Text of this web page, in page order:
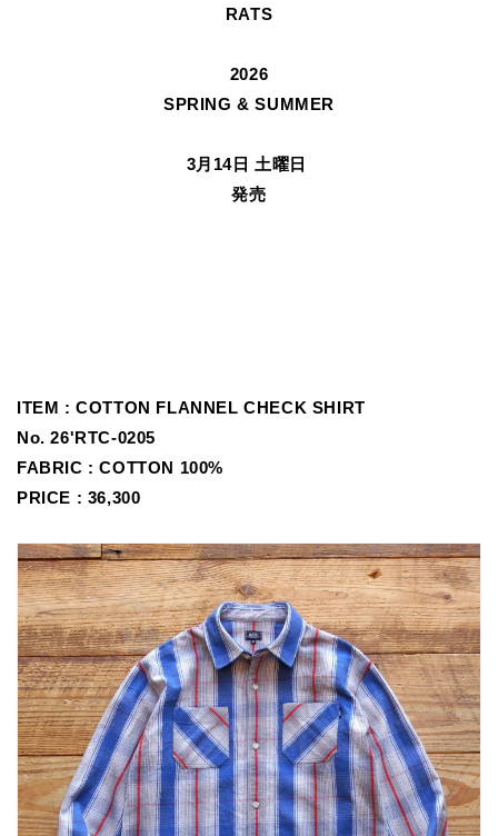
RATS
2026
SPRING & SUMMER
3月14日 土曜日
発売
ITEM :COTTON FLANNEL CHECK SHIRT
No.26'RTC-0205
FABRIC :COTTON 100%
PRICE : 36,300